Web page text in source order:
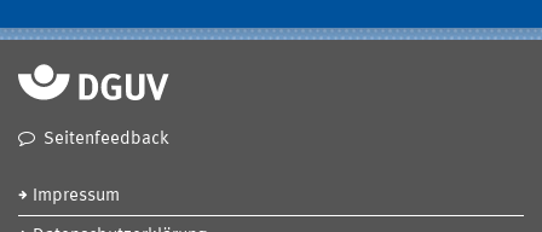
Seitenfeedback
Impressum